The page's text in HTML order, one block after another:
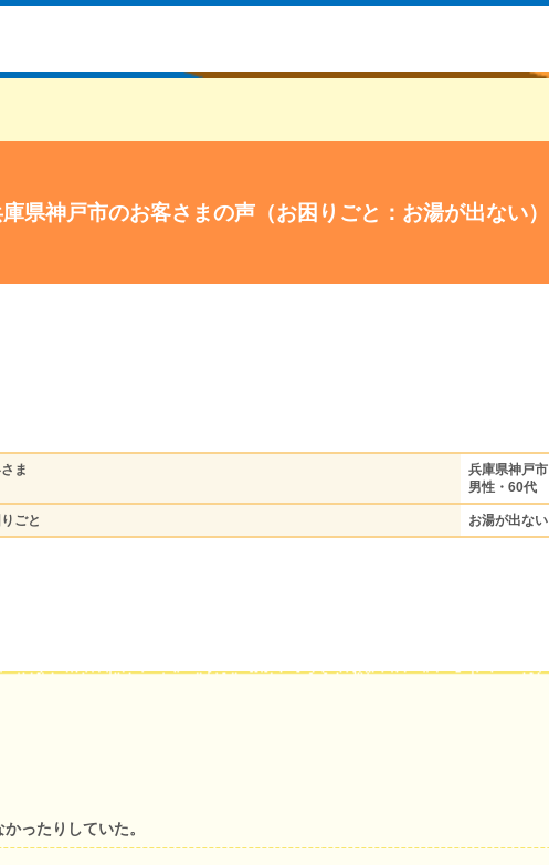
県神戸市のお客さまの声（お困りごと：お湯が出ない）
ま
兵庫県神戸市
男性・60代
ごと お湯が出ない
ったりしていた。